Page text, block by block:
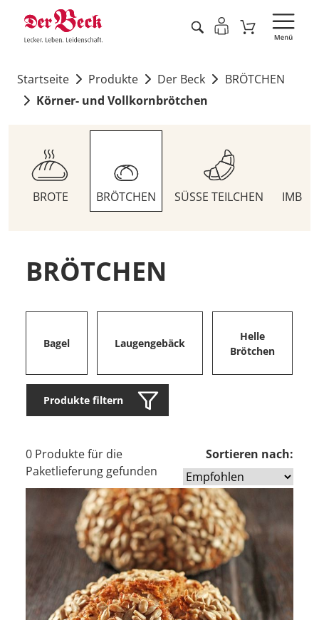
Startseite Produkte Der Beck
BRÖTCHEN
Körner- und Vollkornbrötchen
BROTE BRÖTCHEN SÜSSE TEILCHEN
BRÖTCHEN
Bagel Laugengebäck
Helle
Brötchen
Produkte filtern
0 Produkte für die
Paketlieferung gefunden
Sortieren nach: